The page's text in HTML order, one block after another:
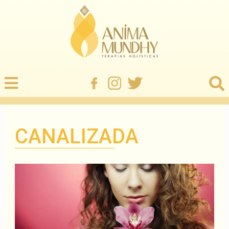
CANALIZADA